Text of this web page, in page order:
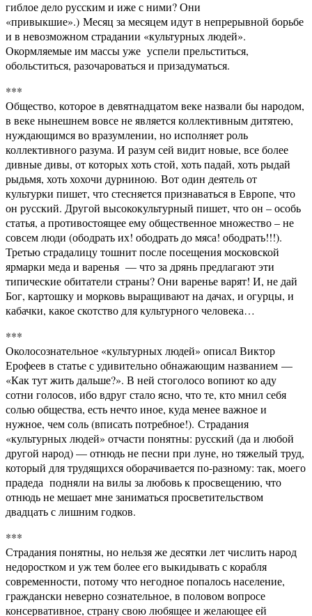
гиблое дело русским и иже с ними? Они
«привыкшие».) Месяц за месяцем идут в непрерывной борьбе
и в невозможном страдании «культурных людей».
Окормляемые им массы уже успели прельститься,
обольститься, разочароваться и призадуматься.
***
Общество, которое в девятнадцатом веке назвали бы народом,
в веке нынешнем вовсе не является коллективным дитятею,
нуждающимся во вразумлении, но исполняет роль
коллективного разума. И разум сей видит новые, все более
дивные дивы, от которых хоть стой, хоть падай, хоть рыдай
рыдьмя, хоть хохочи дурниною. Вот один деятель от
культурки пишет, что стесняется признаваться в Европе, что
он русский. Другой высококультурный пишет, что он – особь
статья, а противостоящее ему общественное множество – не
совсем люди (ободрать их! ободрать до мяса! ободрать!!!).
Третью страдалицу тошнит после посещения московской
ярмарки меда и варенья — что за дрянь предлагают эти
типические обитатели страны? Они варенье варят! И, не дай
Бог, картошку и морковь выращивают на дачах, и огурцы, и
кабачки, какое скотство для культурного человека…
***
Околосознательное «культурных людей» описал Виктор
Ерофеев в статье с удивительно обнажающим названием —
«Как тут жить дальше?». В ней стоголосо вопиют ко аду
сотни голосов, ибо вдруг стало ясно, что те, кто мнил себя
солью общества, есть нечто иное, куда менее важное и
нужное, чем соль (вписать потребное!). Страдания
«культурных людей» отчасти понятны: русский (да и любой
другой народ) — отнюдь не песни при луне, но тяжелый труд,
который для трудящихся оборачивается по-разному: так, моего
прадеда подняли на вилы за любовь к просвещению, что
отнюдь не мешает мне заниматься просветительством
двадцать с лишним годков.
***
Страдания понятны, но нельзя же десятки лет числить народ
недоростком и уж тем более его выкидывать с корабля
современности, потому что негодное попалось население,
граждански неверно сознательное, в половом вопросе
консервативное, страну свою любящее и желающее ей